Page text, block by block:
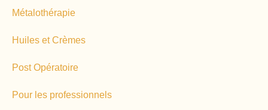
Métalothérapie
Huiles et Crèmes
Post Opératoire
Pour les professionnels